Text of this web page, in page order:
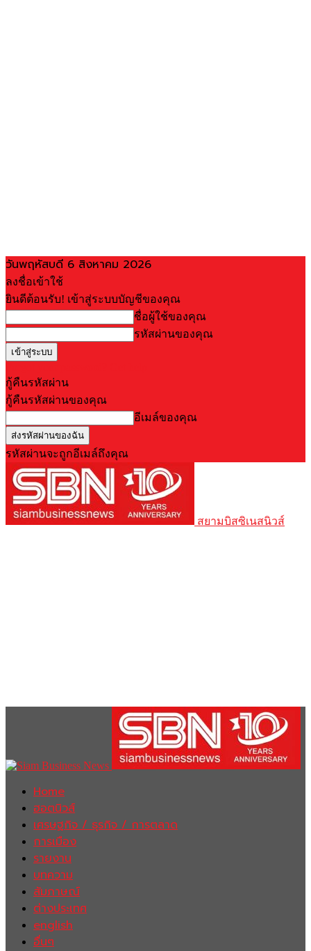
วันพฤหัสบดี 6 สิงหาคม 2026
ลงชื่อเข้าใช้
ยินดีต้อนรับ! เข้าสู่ระบบบัญชีของคุณ
ชื่อผู้ใช้ของคุณ
รหัสผ่านของคุณ
กู้คืนรหัสผ่าน
กู้คืนรหัสผ่านของคุณ
อีเมล์ของคุณ
รหัสผ่านจะถูกอีเมล์ถึงคุณ
สยามบิสซิเนสนิวส์
Home
ฮอตนิวส์
เศรษฐกิจ / ธุรกิจ / การตลาด
การเมือง
รายงาน
บทความ
สัมภาษณ์
ต่างประเทศ
english
อื่นๆ